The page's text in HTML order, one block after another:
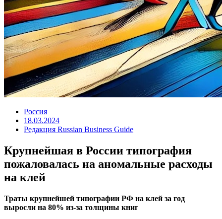
Россия
18.03.2024
Редакция Russian Business Guide
Крупнейшая в России типография
пожаловалась на аномальные расходы
на клей
Траты крупнейшей типографии РФ на клей за год
выросли на 80% из-за толщины книг